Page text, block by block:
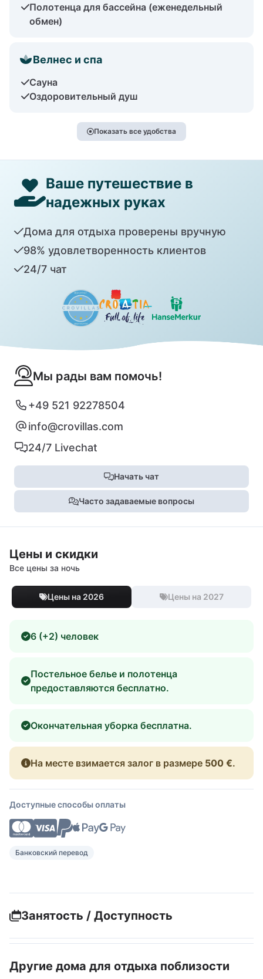
Полотенца для бассейна (еженедельный
обмен)
Велнес и спа
Сауна
Оздоровительный душ
Показать все удобства
Ваше путешествие в
надежных руках
Дома для отдыха проверены вручную
98% удовлетворенность клиентов
24/7 чат
Мы рады вам помочь!
+49 521 92278504
info@crovillas.com
24/7 Livechat
Начать чат
Часто задаваемые вопросы
Цены и скидки
Все цены за ночь
Цены на 2026 Цены на 2027
6 (+2) человек
Постельное белье и полотенца
предоставляются бесплатно.
Окончательная уборка бесплатна.
На месте взимается залог в размере 500 €.
Доступные способы оплаты
Банковский перевод
Занятость / Доступность
Другие дома для отдыха поблизости